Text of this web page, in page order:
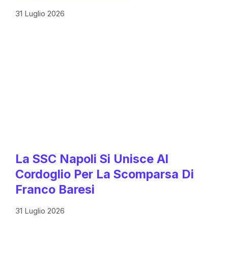
31 Luglio 2026
La SSC Napoli Si Unisce Al
Cordoglio Per La Scomparsa Di
Franco Baresi
31 Luglio 2026